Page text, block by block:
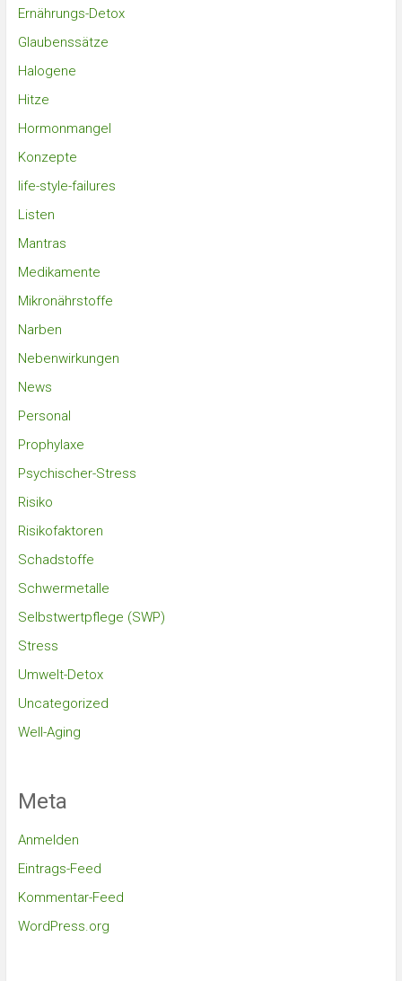
Ernährungs-Detox
Glaubenssätze
Halogene
Hitze
Hormonmangel
Konzepte
life-style-failures
Listen
Mantras
Medikamente
Mikronährstoffe
Narben
Nebenwirkungen
News
Personal
Prophylaxe
Psychischer-Stress
Risiko
Risikofaktoren
Schadstoffe
Schwermetalle
Selbstwertpflege (SWP)
Stress
Umwelt-Detox
Uncategorized
Well-Aging
Meta
Anmelden
Eintrags-Feed
Kommentar-Feed
WordPress.org